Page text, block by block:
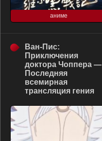
аниме
Ван-Пис:
Приключения
доктора Чоппера —
Последняя
всемирная
трансляция гения